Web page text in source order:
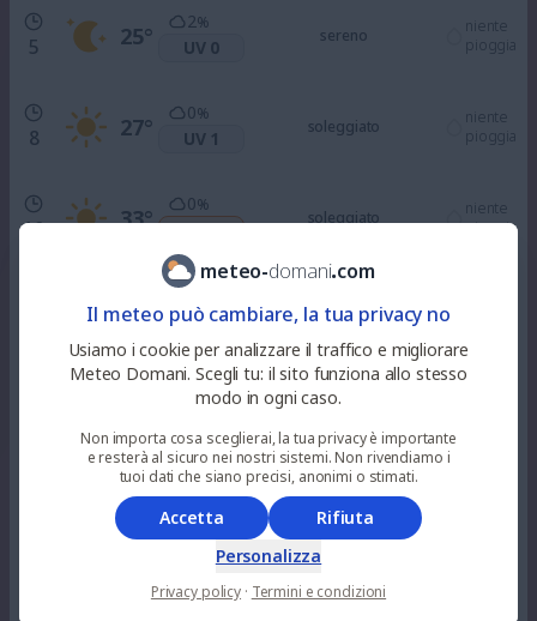
5 25°
2%
UV 0
sereno
niente
pioggia
8 27°
0%
UV 1
soleggiato
niente
pioggia
10 33°
0%
UV 4
soleggiato
niente
pioggia
36° UV 7
soleggiato
8%
UV 7
soleggiato
34°
0%
UV 3
° UV 0
sereno
meteo-domani.com
Il meteo può cambiare, la tua privacy no
Usiamo i cookie per analizzare il traffico e migliorare
Meteo Domani. Scegli tu: il sito funziona allo stesso
modo in ogni caso.
Non importa cosa sceglierai, la tua privacy è importante
e resterà al sicuro nei nostri sistemi. Non rivendiamo i
tuoi dati che siano precisi, anonimi o stimati.
Accetta
Rifiuta
Personalizza
Privacy policy · Termini e condizioni